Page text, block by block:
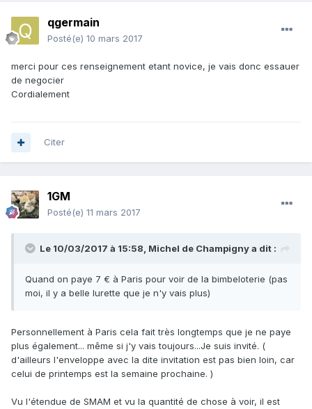
qgermain
Posté(e) 10 mars 2017
merci pour ces renseignement etant novice, je vais donc essauer
de negocier
Cordialement
Citer
1GM
Posté(e) 11 mars 2017
Le 10/03/2017 à 15:58, Michel de Champignya dit :
Quand on paye 7 € à Paris pour voir de la bimbeloterie (pas
moi, il y a belle lurette que je n'y vais plus)
Personnellement à Paris cela fait très longtemps que je ne paye
plus également... même si j'y vais toujours...Je suis invité. (
d'ailleurs l'enveloppe avec la dite invitation est pas bien loin, car
celui de printemps est la semaine prochaine. )
Vu l'étendue de SMAM et vu la quantité de chose à voir, il est